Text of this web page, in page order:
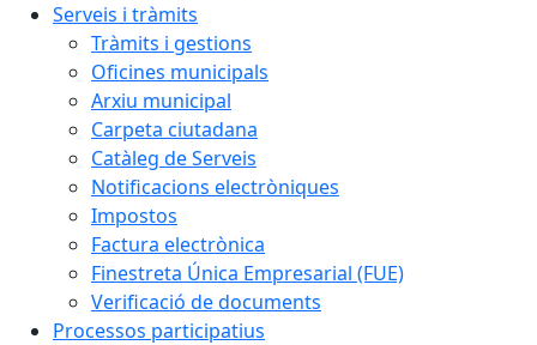
Serveis i tràmits
Tràmits i gestions
Oficines municipals
Arxiu municipal
Carpeta ciutadana
Catàleg de Serveis
Notificacions electròniques
Impostos
Factura electrònica
Finestreta Única Empresarial (FUE)
Verificació de documents
Processos participatius